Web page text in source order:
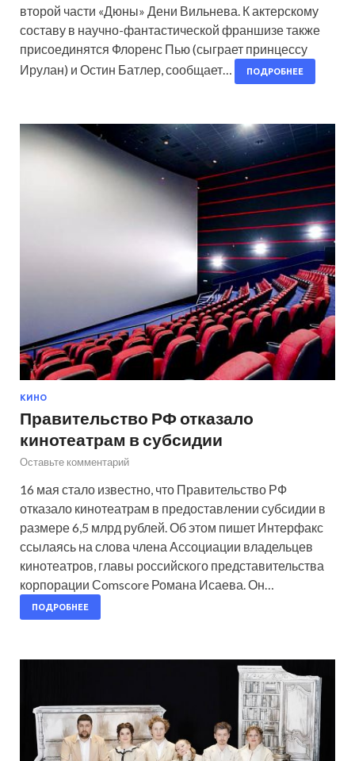
второй части «Дюны» Дени Вильнева. К актерскому
составу в научно-фантастической франшизе также
присоединятся Флоренс Пью (сыграет принцессу
Ирулан) и Остин Батлер, сообщает…
ПОДРОБНЕЕ
КИНО
Правительство РФ отказало
кинотеатрам в субсидии
Оставьте комментарий
16 мая стало известно, что Правительство РФ
отказало кинотеатрам в предоставлении субсидии в
размере 6,5 млрд рублей. Об этом пишет Интерфакс
ссылаясь на слова члена Ассоциации владельцев
кинотеатров, главы российского представительства
корпорации Сomscore Романа Исаева. Он…
ПОДРОБНЕЕ